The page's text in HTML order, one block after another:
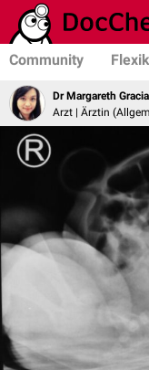
Community
Dr Margareth Gracia
Arzt | Ärztin